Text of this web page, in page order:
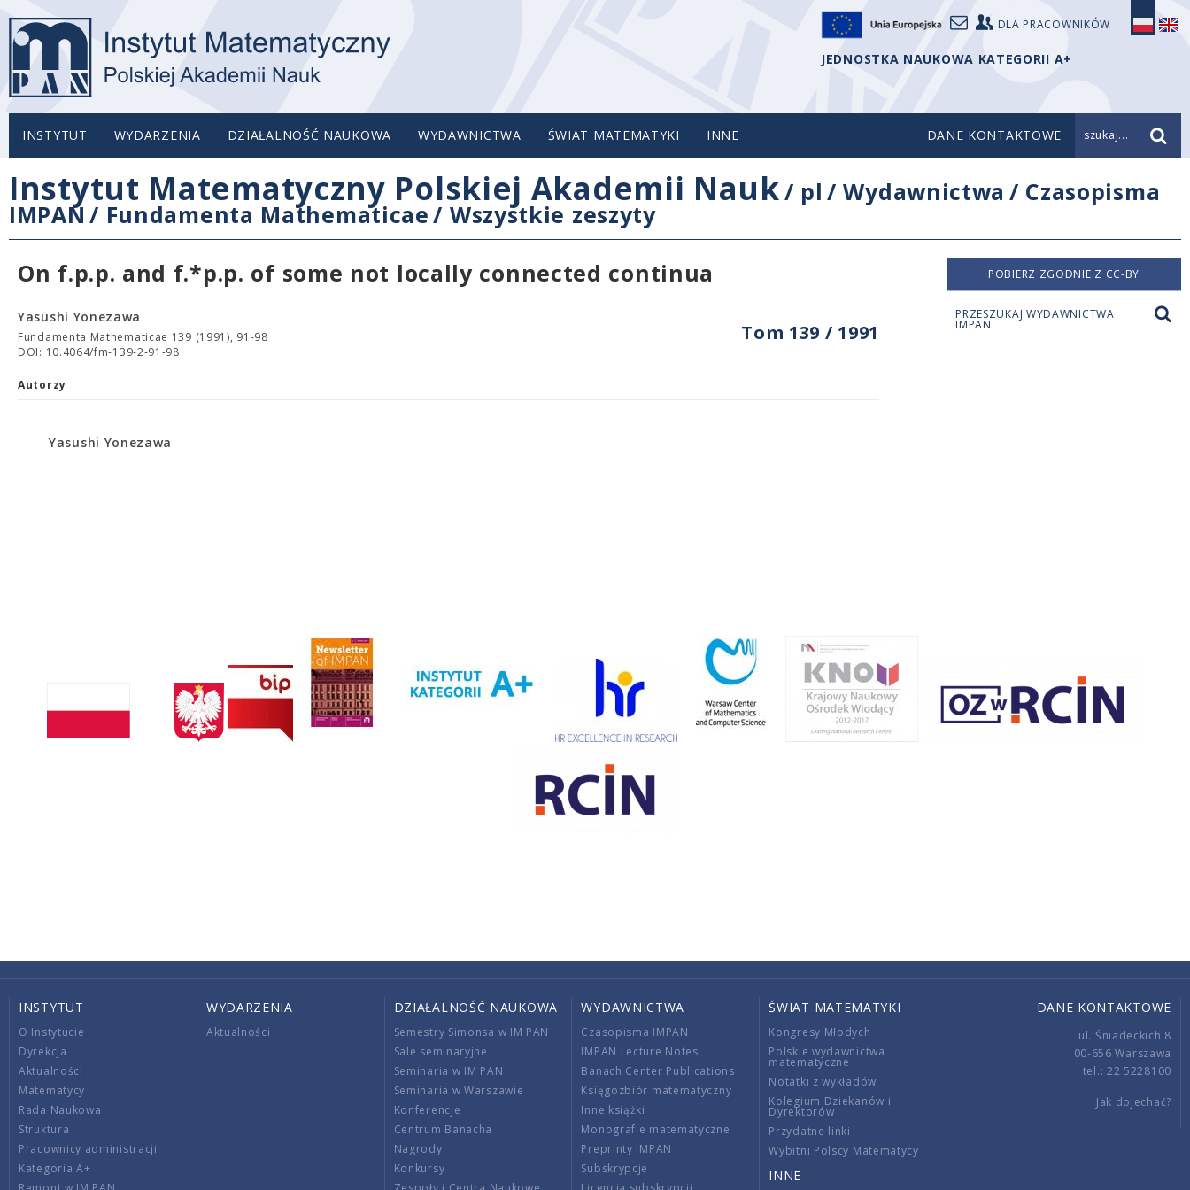
DLA PRACOWNIKÓW
JEDNOSTKA NAUKOWA KATEGORII A+
INSTYTUT WYDARZENIA DZIAŁALNOŚĆ NAUKOWA WYDAWNICTWA ŚWIAT MATEMATYKI INNE DANE KONTAKTOWE szukaj...
Instytut Matematyczny Polskiej Akademii Nauk/ pl /Wydawnictwa / Czasopisma
IMPAN / Fundamenta Mathematicae/ Wszystkie zeszyty
On f.p.p. and f.*p.p. of some not locally connected continua
Tom 139 / 1991
Yasushi Yonezawa
Fundamenta Mathematicae 139 (1991), 91-98
DOI: 10.4064/fm-139-2-91-98
Autorzy
Yasushi Yonezawa
POBIERZ ZGODNIE Z CC-BY
PRZESZUKAJ WYDAWNICTWA
IMPAN
INSTYTUT
O Instytucie
Dyrekcja
Aktualności
Matematycy
Rada Naukowa
Struktura
Pracownicy administracji
Kategoria A+
WYDARZENIA
Aktualności
DZIAŁALNOŚĆ NAUKOWA
Semestry Simonsa w IM PAN
Sale seminaryjne
Seminaria w IM PAN
Seminaria w Warszawie
Konferencje
Centrum Banacha
Nagrody
Konkursy
WYDAWNICTWA
Czasopisma IMPAN
IMPAN Lecture Notes
Banach Center Publications
Księgozbiór matematyczny
Inne książki
Monografie matematyczne
Preprinty IMPAN
Subskrypcje
ŚWIAT MATEMATYKI
Kongresy Młodych
Polskie wydawnictwa
matematyczne
Notatki z wykładów
Kolegium Dziekanów i
Dyrektorów
Przydatne linki
Wybitni Polscy Matematycy
INNE
DANE KONTAKTOWE
ul. Śniadeckich 8
00-656 Warszawa
tel.: 22 5228100
Jak dojechać?